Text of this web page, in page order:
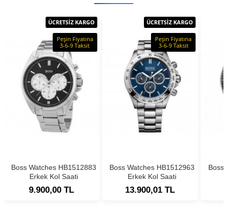
ÜCRETSİZ KARGO
Peşin Fiyatına
3-6-9 Taksit
Boss Watches HB1512883
Erkek Kol Saati
9.900,00 TL
ÜCRETSİZ KARGO
Peşin Fiyatına
3-6-9 Taksit
Boss Watches HB1512963
Erkek Kol Saati
13.900,01 TL
Boss